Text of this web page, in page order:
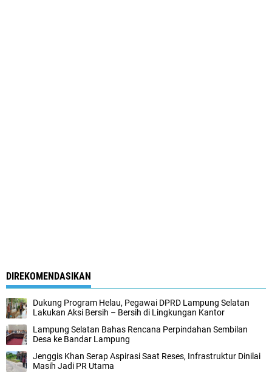
DIREKOMENDASIKAN
Dukung Program Helau, Pegawai DPRD Lampung Selatan
Lakukan Aksi Bersih – Bersih di Lingkungan Kantor
Lampung Selatan Bahas Rencana Perpindahan Sembilan
Desa ke Bandar Lampung
Jenggis Khan Serap Aspirasi Saat Reses, Infrastruktur Dinilai
Masih Jadi PR Utama